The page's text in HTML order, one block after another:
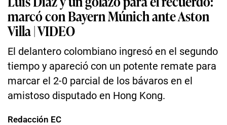
marcó con Bayern Múnich ante Aston
Villa | VIDEO
El delantero colombiano ingresó en el segundo
tiempo y apareció con un potente remate para
marcar el 2-0 parcial de los bávaros en el
amistoso disputado en Hong Kong.
Redacción EC